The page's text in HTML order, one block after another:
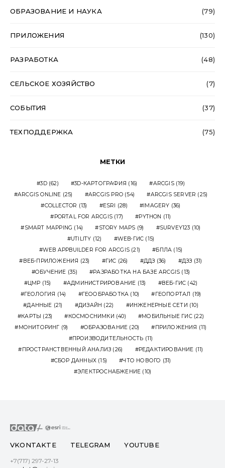
ОБРАЗОВАНИЕ И НАУКА (79)
ПРИЛОЖЕНИЯ (130)
РАЗРАБОТКА (48)
СЕЛЬСКОЕ ХОЗЯЙСТВО (7)
СОБЫТИЯ (37)
ТЕХПОДДЕРЖКА (75)
МЕТКИ
3D(62) 3D-КАРТОГРАФИЯ (16) ARCGIS(19)
ARCGIS ONLINE (25) ARCGIS PRO (54) ARCGIS SERVER (25)
COLLECTOR (13) ESRI (28) IMAGERY (36)
PORTAL FOR ARCGIS (17) PYTHON (11)
SMART MAPPING (14) STORY MAPS (9) SURVEY123 (10)
UTILITY (12) WEB-ГИС (15)
WEB APPBUILDER FOR ARCGIS(21) БПЛА (15)
ВЕБ-ПРИЛОЖЕНИЯ (23) ГИС (26) ДДЗ (36) ДЗЗ (31)
ОБУЧЕНИЕ (35) РАЗРАБОТКА НА БАЗЕ ARCGIS (13)
ЦМР (15) АДМИНИСТРИРОВАНИЕ (13) ВЕБ-ГИС (42)
ГЕОЛОГИЯ (14) ГЕООБРАБОТКА (10) ГЕОПОРТАЛ (19)
ДАННЫЕ (21) ДИЗАЙН (22) ИНЖЕНЕРНЫЕ СЕТИ (10)
КАРТЫ (23) КОСМОСНИМКИ (40) МОБИЛЬНЫЕ ГИС(22)
МОНИТОРИНГ (9) ОБРАЗОВАНИЕ (20) ПРИЛОЖЕНИЯ (11)
ПРОИЗВОДИТЕЛЬНОСТЬ (11)
ПРОСТРАНСТВЕННЫЙ АНАЛИЗ (26) РЕДАКТИРОВАНИЕ (11)
СБОР ДАННЫХ (15) ЧТО НОВОГО (31)
ЭЛЕКТРОСНАБЖЕНИЕ (10)
VKONTAKTE TELEGRAM YOUTUBE
+7(717) 297-27-13